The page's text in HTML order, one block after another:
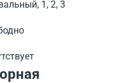
1, 2, 3